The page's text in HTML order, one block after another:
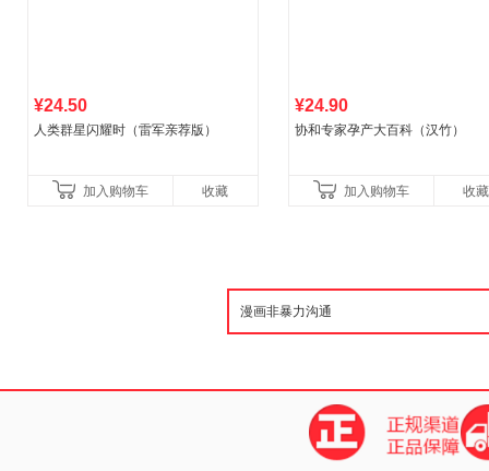
¥24.50
人类群星闪耀时（雷军亲荐版）
加入购物车 收藏
¥24.90
协和专家孕产大百科（汉竹）
加入购物车 收藏